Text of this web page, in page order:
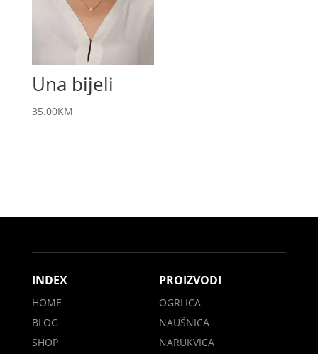
Una bijeli
35.00KM
INDEX
HOME
BLOG
SHOP
PROIZVODI
OGRLICA
NAUŠNICA
NARUKVICA